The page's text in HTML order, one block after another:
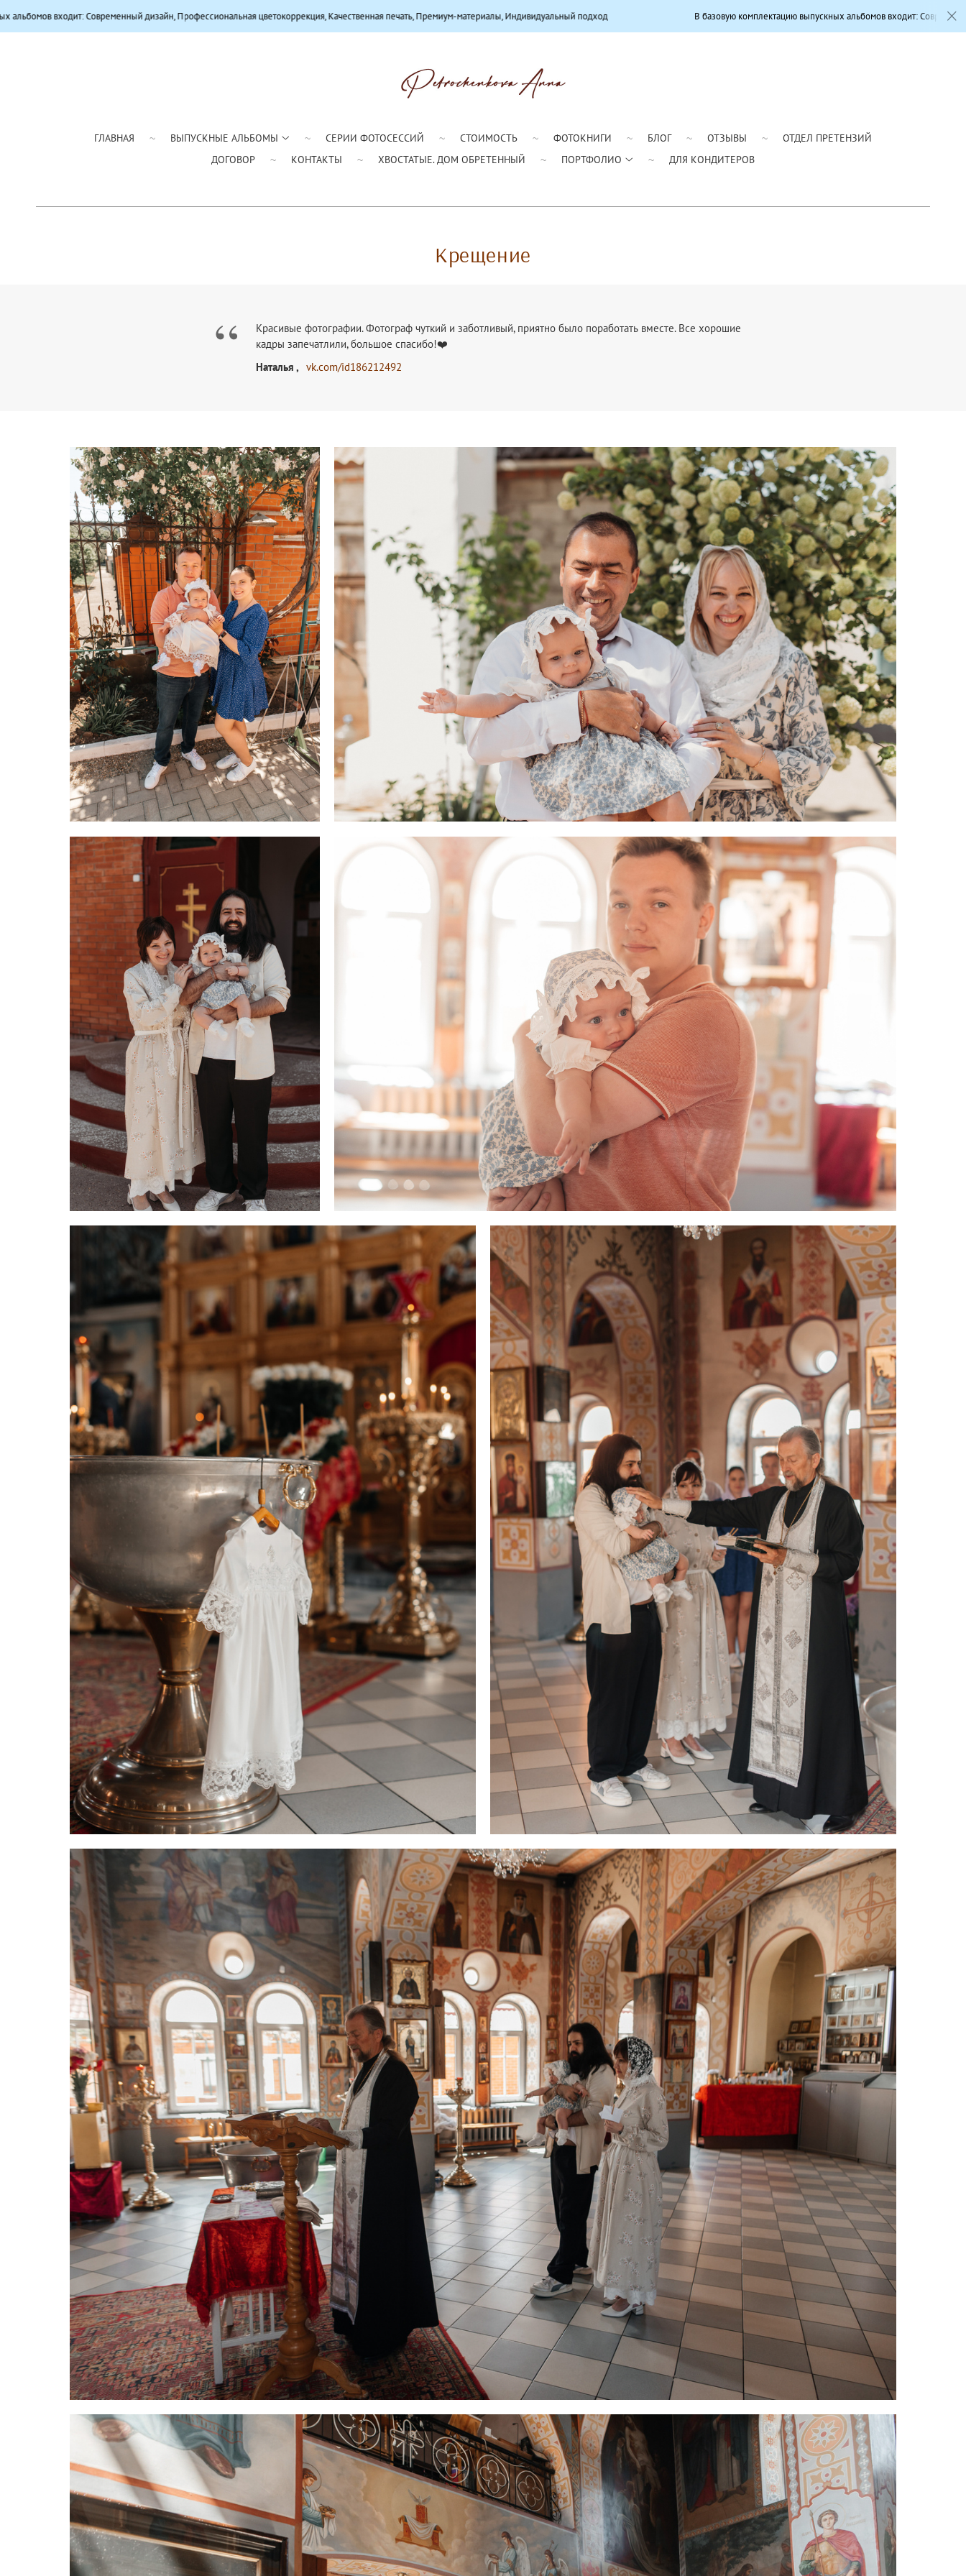
ГЛАВНАЯ ВЫПУСКНЫЕ АЛЬБОМЫ СЕРИИ ФОТОСЕССИЙ СТОИМОСТЬ ФОТОКНИГИ БЛОГ ОТЗЫВЫ
ОТДЕЛ ПРЕТЕНЗИЙ
ДОГОВОР
КОНТАКТЫ ХВОСТАТЫЕ. ДОМ ОБРЕТЕННЫЙ ПОРТФОЛИО ДЛЯ КОНДИТЕРОВ
Крещение
“
Красивые фотографии. Фотограф чуткий и заботливый, приятно было поработать вместе. Все хорошие
кадры запечатлили, большое спасибо!❤️
Наталья , vk.com/id186212492
Современный дизайн, Профессиональная цветокоррекция, Качественная печать, Премиум-материалы, Индивидуальный подход В базовую комплектацию выпускных альбомов входит: Современный дизайн,